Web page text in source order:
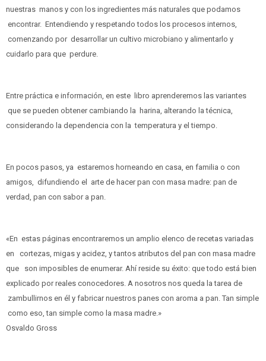
nuestras manos y con los ingredientes más naturales que podamos
encontrar. Entendiendo y respetando todos los procesos internos,
comenzando por desarrollar un cultivo microbiano y alimentarlo y
cuidarlo para que perdure.
Entre práctica e información, en este libro aprenderemos las variantes
que se pueden obtener cambiando la harina, alterando la técnica,
considerando la dependencia con la temperatura y el tiempo.
En pocos pasos, ya estaremos horneando en casa, en familia o con
amigos, difundiendo el arte de hacer pan con masa madre: pan de
verdad, pan con sabor a pan.
«En estas páginas encontraremos un amplio elenco de recetas variadas
en cortezas, migas y acidez, y tantos atributos del pan con masa madre
que son imposibles de enumerar. Ahí reside su éxito: que todo está bien
explicado por reales conocedores. A nosotros nos queda la tarea de
zambullirnos en él y fabricar nuestros panes con aroma a pan. Tan simple
como eso, tan simple como la masa madre.»
Osvaldo Gross